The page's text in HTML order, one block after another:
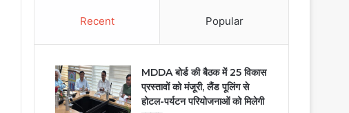
Recent Popular
MDDA बोर्ड की बैठक में 25 विकास
प्रस्तावों को मंजूरी, लैंड पूलिंग से
होटल-पर्यटन परियोजनाओं को मिलेगी